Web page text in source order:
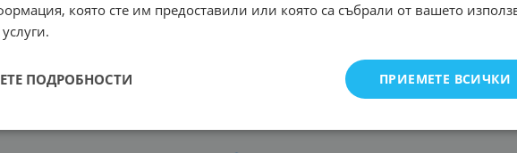
1
която сте им предоставили или която са събрали от вашето
ПРИЕМЕТЕ ВСИЧКИ
ПОДРОБНОСТИ